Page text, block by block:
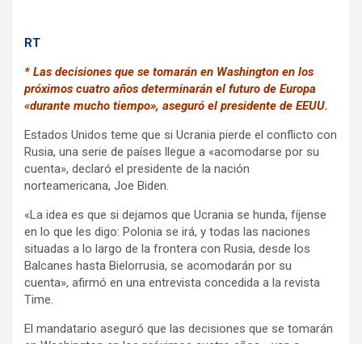
RT
* Las decisiones que se tomarán en Washington en los
próximos cuatro años determinarán el futuro de Europa
«durante mucho tiempo», aseguró el presidente de EEUU.
Estados Unidos teme que si Ucrania pierde el conflicto con
Rusia, una serie de países llegue a «acomodarse por su
cuenta», declaró el presidente de la nación
norteamericana, Joe Biden.
«La idea es que si dejamos que Ucrania se hunda, fíjense
en lo que les digo: Polonia se irá, y todas las naciones
situadas a lo largo de la frontera con Rusia, desde los
Balcanes hasta Bielorrusia, se acomodarán por su
cuenta», afirmó en una entrevista concedida a la revista
Time.
El mandatario aseguró que las decisiones que se tomarán